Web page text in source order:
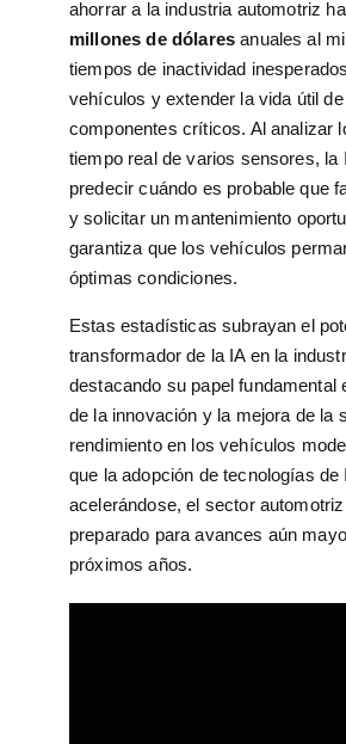
ahorrar a la industria automotriz
millones de dólares anuales al
tiempos de inactividad
vehículos y extender la vida útil de
componentes críticos. Al analizar
tiempo real de varios sensores, la
predecir cuándo es probable que
y solicitar un mantenimiento
garantiza que los vehículos
óptimas condiciones.
Estas estadísticas subrayan el
transformador de la IA en la
destacando su papel fundamental
de la innovación y la mejora de la
rendimiento en los vehículos
que la adopción de tecnologías de
acelerándose, el sector
preparado para avances aún
próximos años.